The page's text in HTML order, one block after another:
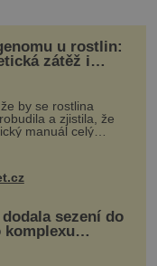
u rostlin:
zátěž i
by se rostlina
a zjistila, že
manuál celý
sezení do
v Salfordu